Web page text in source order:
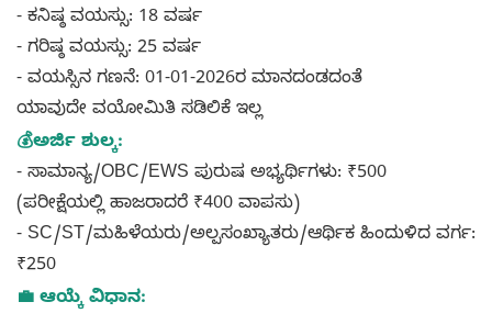
- ಕನಿಷ್ಠ ವಯಸ್ಸು: 18 ವರ್ಷ
- ಗರಿಷ್ಠ ವಯಸ್ಸು: 25 ವರ್ಷ
- ವಯಸ್ಸಿನ ಗಣನೆ: 01-01-2026ರ ಮಾನದಂಡದಂತೆ
ಯಾವುದೇ ವಯೋಮಿತಿ ಸಡಿಲಿಕೆ ಇಲ್ಲ
💰ಅರ್ಜಿ ಶುಲ್ಕ:
- ಸಾಮಾನ್ಯ/OBC/EWS ಪುರುಷ ಅಭ್ಯರ್ಥಿಗಳು: ₹500
(ಪರೀಕ್ಷೆಯಲ್ಲಿ ಹಾಜರಾದರೆ ₹400 ವಾಪಸು)
- SC/ST/ಮಹಿಳೆಯರು/ಅಲ್ಪಸಂಖ್ಯಾತರು/ಆರ್ಥಿಕ ಹಿಂದುಳಿದ ವರ್ಗ:
₹250
💼 ಆಯ್ಕೆ ವಿಧಾನ: